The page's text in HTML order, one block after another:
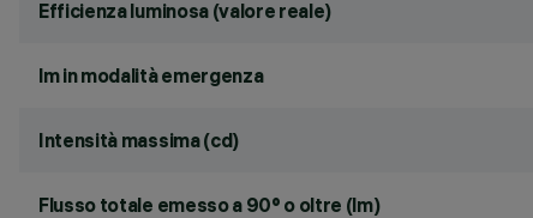
Efficienza luminosa (valore reale)
lm in modalità emergenza
Intensità massima (cd)
Flusso totale emesso a 90° o oltre (lm)